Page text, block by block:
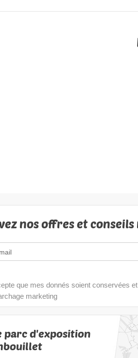
nos offres et conseils
que mes donnés soient conservées
marketing
parc d'exposition